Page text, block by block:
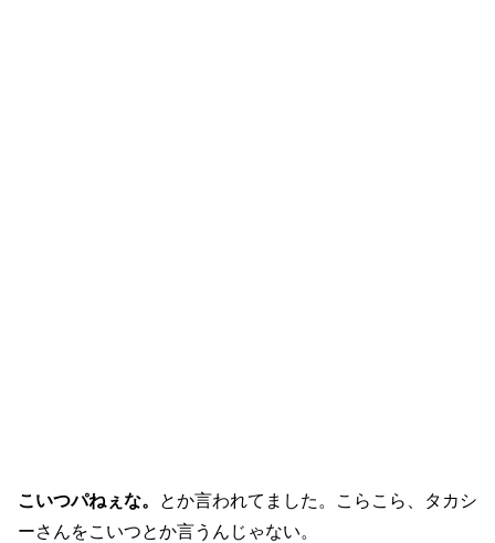
こいつパねぇな。
とか言われてました。こらこら、タカシ
ーさんをこいつとか言うんじゃない。